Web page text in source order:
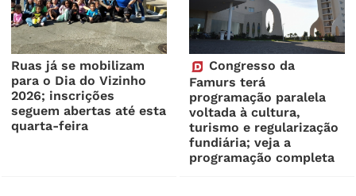
Ruas já se mobilizam
para o Dia do Vizinho
2026; inscrições
seguem abertas até esta
quarta-feira
Congresso da
Famurs terá
programação paralela
voltada à cultura,
turismo e regularização
fundiária; veja a
programação completa